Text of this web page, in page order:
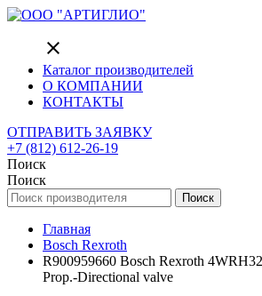
close
Каталог производителей
О КОМПАНИИ
КОНТАКТЫ
ОТПРАВИТЬ ЗАЯВКУ
+7 (812) 612-26-19
Поиск
Поиск
Поиск
Главная
Bosch Rexroth
R900959660 Bosch Rexroth
Prop.-Directional valve